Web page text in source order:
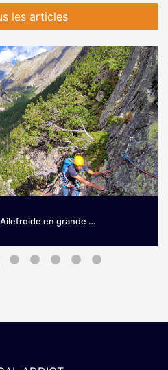
les articles
en grande …
Envie de prendre de la